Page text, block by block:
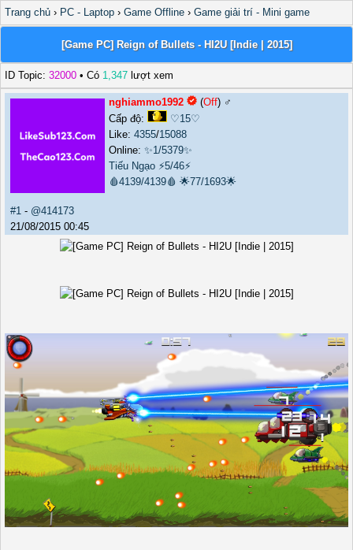
Trang chủ › PC - Laptop › Game Offline › Game giải trí - Mini game
[Game PC] Reign of Bullets - HI2U [Indie | 2015]
ID Topic: 32000 • Có 1,347 lượt xem
nghiammo1992 (Off) ♂️
Cấp độ:
♡15♡
Like: 4355/15088
Online: ✨1/5379✨
Tiếu Ngạo ⚡5/46⚡
🩸4139/4139🩸 🌟77/1693🌟
#1 - @414173
21/08/2015 00:45